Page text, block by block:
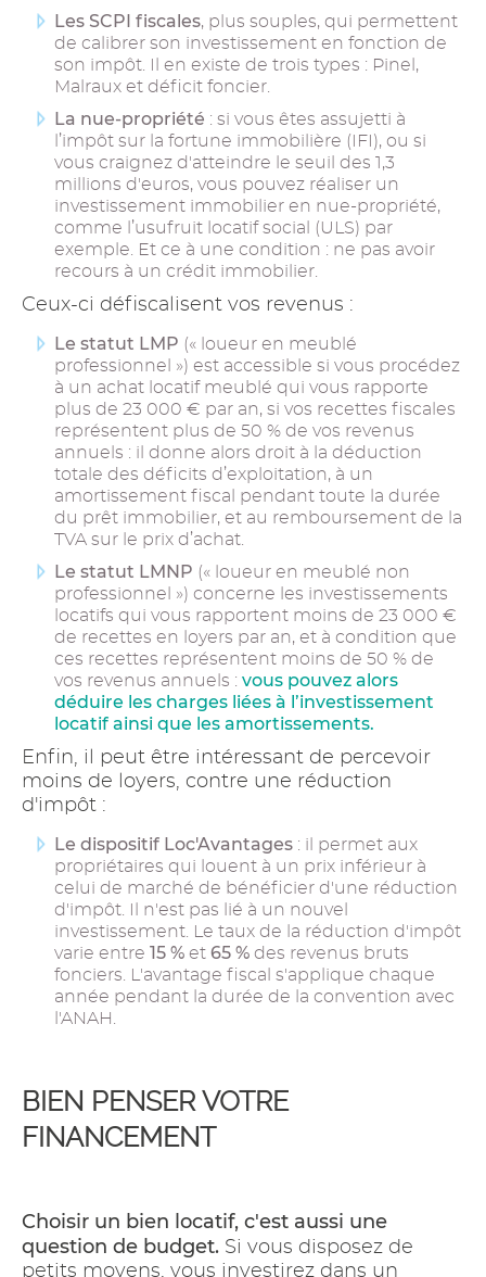
Les SCPI fiscales, plus souples, qui permettent
de calibrer son investissement en fonction de
son impôt. Il en existe de trois types : Pinel,
Malraux et déficit foncier.
La nue-propriété : si vous êtes assujetti à
l’impôt sur la fortune immobilière (IFI), ou si
vous craignez d'atteindre le seuil des 1,3
millions d'euros, vous pouvez réaliser un
investissement immobilier en nue-propriété,
comme l’usufruit locatif social (ULS) par
exemple. Et ce à une condition : ne pas avoir
recours à un crédit immobilier.
Ceux-ci défiscalisent vos revenus :
Le statut LMP (« loueur en meublé
professionnel ») est accessible si vous procédez
à un achat locatif meublé qui vous rapporte
plus de 23 000 € par an, si vos recettes fiscales
représentent plus de 50 % de vos revenus
annuels : il donne alors droit à la déduction
totale des déficits d’exploitation, à un
amortissement fiscal pendant toute la durée
du prêt immobilier, et au remboursement de la
TVA sur le prix d’achat.
Le statut LMNP (« loueur en meublé non
professionnel ») concerne les investissements
locatifs qui vous rapportent moins de 23 000 €
de recettes en loyers par an, et à condition que
ces recettes représentent moins de 50 % de
vos revenus annuels : vous pouvez alors
déduire les charges liées à l’investissement
locatif ainsi que les amortissements.
Enfin, il peut être intéressant de percevoir
moins de loyers, contre une réduction
d'impôt :
Le dispositif Loc'Avantages : il permet aux
propriétaires qui louent à un prix inférieur à
celui de marché de bénéficier d'une réduction
d'impôt. Il n'est pas lié à un nouvel
investissement. Le taux de la réduction d'impôt
varie entre 15 % et 65 % des revenus bruts
fonciers. L'avantage fiscal s'applique chaque
année pendant la durée de la convention avec
l'ANAH.
BIEN PENSER VOTRE
FINANCEMENT
Choisir un bien locatif, c'est aussi une
question de budget. Si vous disposez de
petits moyens, vous investirez dans un